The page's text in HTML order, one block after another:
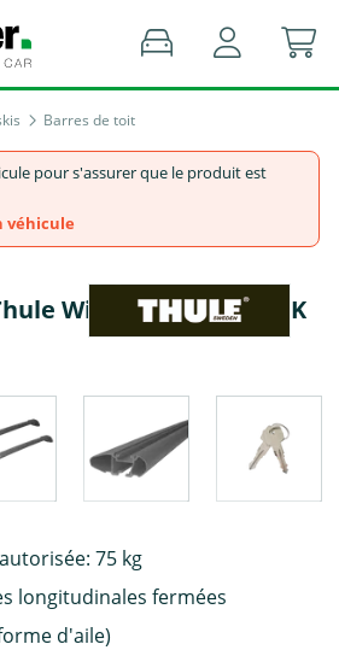
Barres de toit
pour s'assurer que le produit est
véhicule
WingBar Edge - LYNK
75 kg
longitudinales fermées
d'aile)